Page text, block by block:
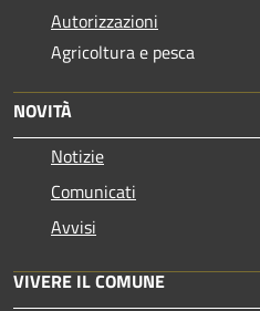
Autorizzazioni
Agricoltura e pesca
NOVITÀ
Notizie
Comunicati
Avvisi
VIVERE IL COMUNE